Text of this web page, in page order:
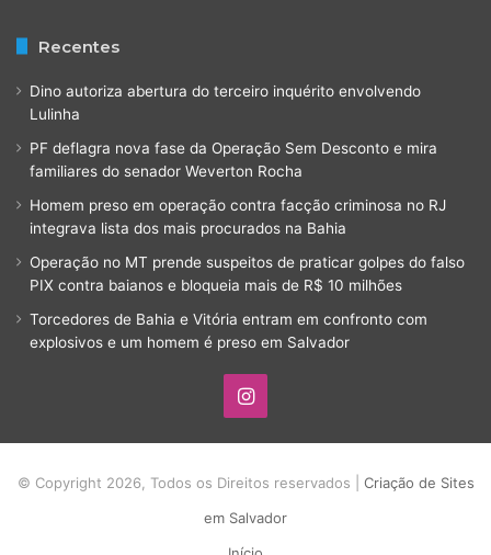
Recentes
Dino autoriza abertura do terceiro inquérito envolvendo
Lulinha
PF deflagra nova fase da Operação Sem Desconto e mira
familiares do senador Weverton Rocha
Homem preso em operação contra facção criminosa no RJ
integrava lista dos mais procurados na Bahia
Operação no MT prende suspeitos de praticar golpes do falso
PIX contra baianos e bloqueia mais de R$ 10 milhões
Torcedores de Bahia e Vitória entram em confronto com
explosivos e um homem é preso em Salvador
Instagram
© Copyright 2026, Todos os Direitos reservados | Criação de Sites
em Salvador